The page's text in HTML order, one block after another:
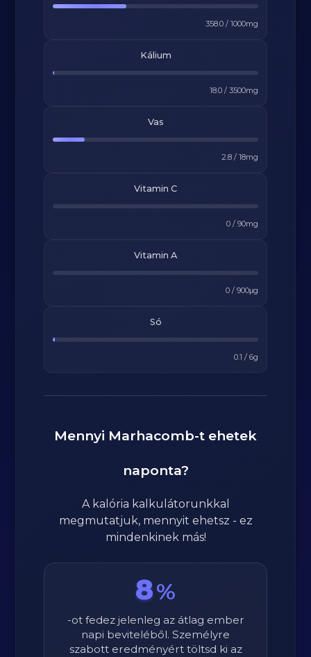
358.0/ 1000mg
Kálium
18.0/ 3500mg
Vas
2.8/ 18mg
Vitamin C
0/ 90mg
Vitamin A
0/ 900μg
Só
0.1 / 6g
Mennyi Marhacomb-t ehetek
naponta?
A kalória kalkulátorunkkal
megmutatjuk, mennyit ehetsz - ez
mindenkinek más!
8%
-ot fedez jelenleg az átlag ember
napi beviteléből. Személyre
szabott eredményért töltsd ki az